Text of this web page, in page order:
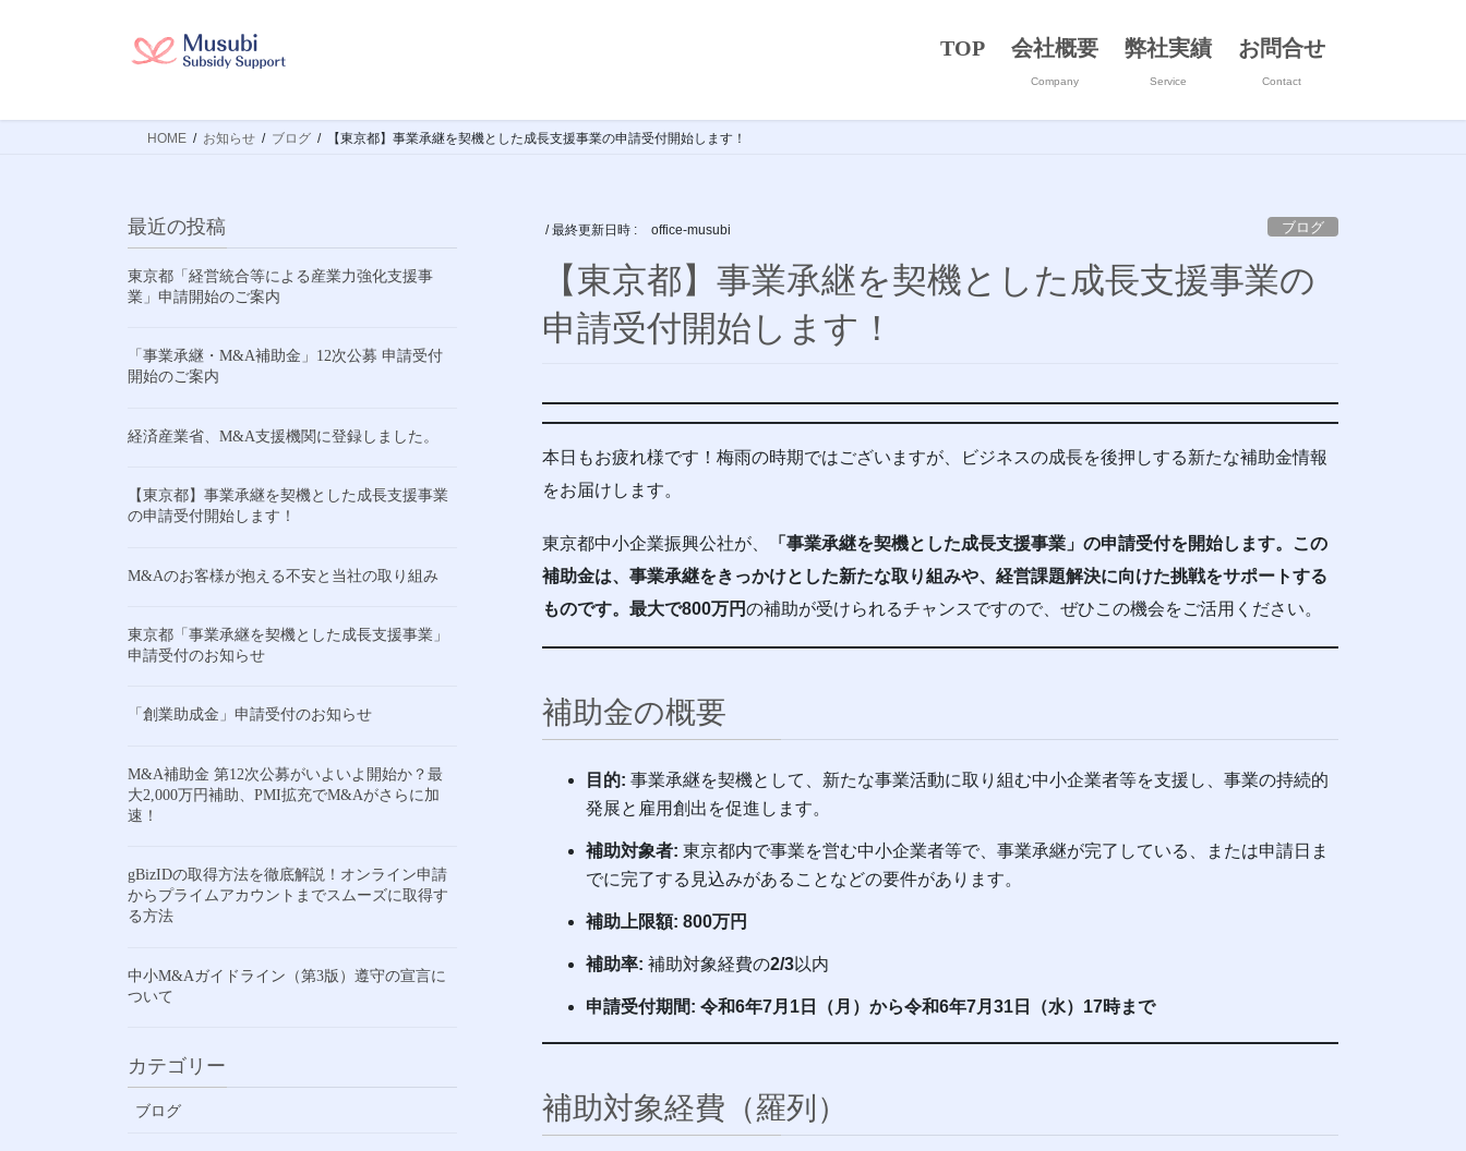
ツ
シ
TOP 会社概要
Company
弊社実績
Service
お問合せ
Contact
HOME お知らせ ブログ 【東京都】事業承継を契機とした成長支援事業の申請受付開始します！
/ 最終更新日時 : office-musubi ブログ
【東京都】事業承継を契機とした成長支援事業の
申請受付開始します！
本日もお疲れ様です！梅雨の時期ではございますが、ビジネスの成長を後押しする新たな補助金情報
をお届けします。
東京都中小企業振興公社が、
「事業承継を契機とした成長支援事業」の申請受付を開始します。この
補助金は、事業承継をきっかけとした新たな取り組みや、経営課題解決に向けた挑戦をサポートする
ものです。最大で800万円の補助が受けられるチャンスですので、ぜひこの機会をご活用ください。
補助金の概要
目的: 事業承継を契機として、新たな事業活動に取り組む中小企業者等を支援し、事業の持続的
発展と雇用創出を促進します。
補助対象者: 東京都内で事業を営む中小企業者等で、事業承継が完了している、または申請日ま
でに完了する見込みがあることなどの要件があります。
補助上限額: 800万円
補助率: 補助対象経費の2/3以内
申請受付期間: 令和6年7月1日（月）から令和6年7月31日（水）17時まで
補助対象経費（羅列）
最近の投稿
東京都「経営統合等による産業力強化支援事
業」申請開始のご案内
「事業承継・M&A補助金」12次公募 申請受付
開始のご案内
経済産業省、M&A支援機関に登録しました。
【東京都】事業承継を契機とした成長支援事業
の申請受付開始します！
M&Aのお客様が抱える不安と当社の取り組み
東京都「事業承継を契機とした成長支援事業」
申請受付のお知らせ
「創業助成金」申請受付のお知らせ
M&A補助金 第12次公募がいよいよ開始か？最
大2,000万円補助、PMI拡充でM&Aがさらに加
速！
gBizIDの取得方法を徹底解説！オンライン申請
からプライムアカウントまでスムーズに取得す
る方法
中小M&Aガイドライン（第3版）遵守の宣言に
ついて
カテゴリー
ブログ